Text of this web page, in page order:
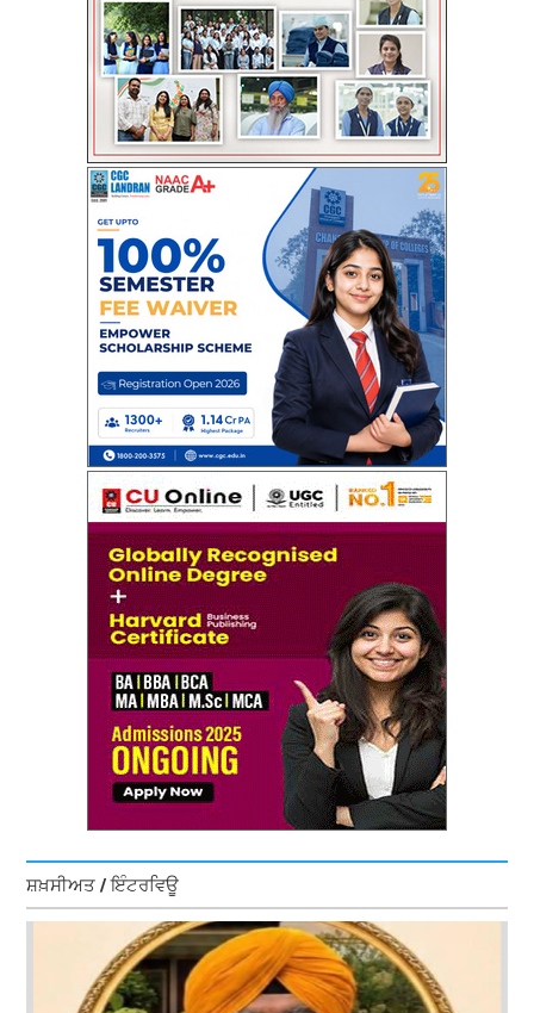
ਸ਼ਖ਼ਸੀਅਤ / ਇੰਟਰਵਿਊ